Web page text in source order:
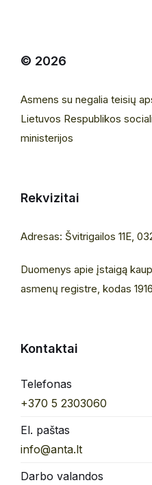
© 2026
Asmens su negalia teisių
Lietuvos Respublikos
ministerijos
Rekvizitai
Adresas: Švitrigailos 11E,
Duomenys apie įstaigą
asmenų registre, kodas
Kontaktai
Telefonas
+370 5 2303060
El. paštas
info@anta.lt
Darbo valandos